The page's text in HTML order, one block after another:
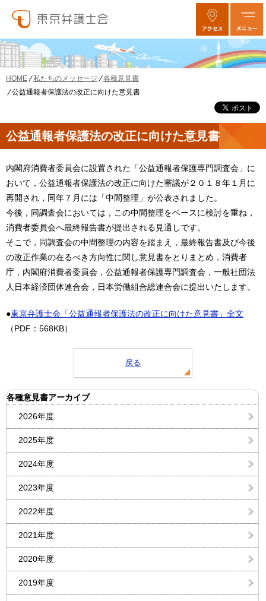
HOME 私たちのメッセージ
各種意見書
公益通報者保護法の改正に向けた意見書
公益通報者保護法の改正に向けた意見書
内閣府消費者委員会に設置された「公益通報者保護専門調査会」に
おいて，公益通報者保護法の改正に向けた審議が２０１８年１月に
再開され，同年７月には「中間整理」が公表されました。
今後，同調査会においては，この中間整理をベースに検討を重ね，
消費者委員会へ最終報告書が提出される見通しです。
そこで，同調査会の中間整理の内容を踏まえ，最終報告書及び今後
の改正作業の在るべき方向性に関し意見書をとりまとめ，消費者
庁，内閣府消費者委員会，公益通報者保護専門調査会，一般社団法
人日本経済団体連合会，日本労働組合総連合会に提出いたします。
●東京弁護士会「公益通報者保護法の改正に向けた意見書」全文
（PDF：568KB）
戻る
各種意見書アーカイブ
2026年度
2025年度
2024年度
2023年度
2022年度
2021年度
2020年度
2019年度